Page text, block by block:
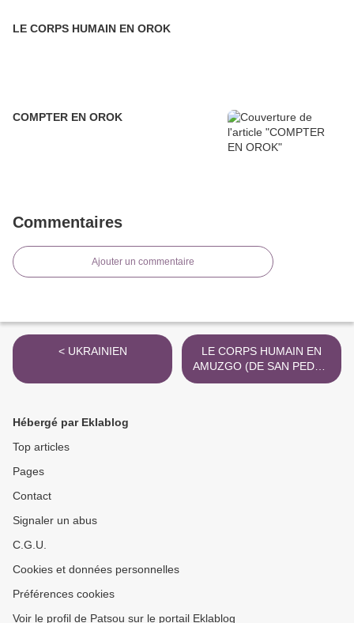
LE CORPS HUMAIN EN OROK
COMPTER EN OROK
Commentaires
Ajouter un commentaire
< UKRAINIEN
LE CORPS HUMAIN EN
AMUZGO (DE SAN PEDRO
AMUZGOS) >
Hébergé par Eklablog
Top articles
Pages
Contact
Signaler un abus
C.G.U.
Cookies et données personnelles
Préférences cookies
Voir le profil de Patsou sur le portail Eklablog